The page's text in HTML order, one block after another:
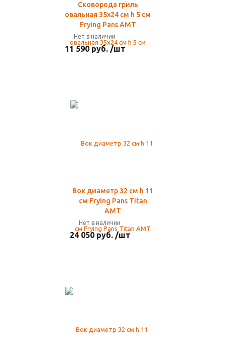
Сковорода гриль
овальная 35х24 см h 5 см
Frying Pans AMT
Нет в наличии
11 590 руб. /шт
Вок диаметр 32 см h 11
см Frying Pans Titan
AMT
Нет в наличии
24 050 руб. /шт